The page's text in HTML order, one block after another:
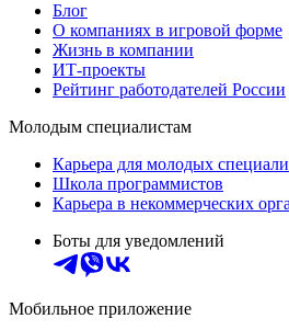
Блог
О компаниях в игровой форме
Жизнь в компании
ИТ-проекты
Рейтинг работодателей России
Молодым специалистам
Карьера для молодых
Школа программистов
Карьера в некоммерческих
Боты для уведомлений
Мобильное приложение